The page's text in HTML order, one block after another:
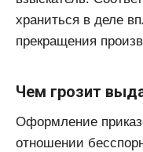
храниться в деле
прекращения
Чем грозит
Оформление
отношении